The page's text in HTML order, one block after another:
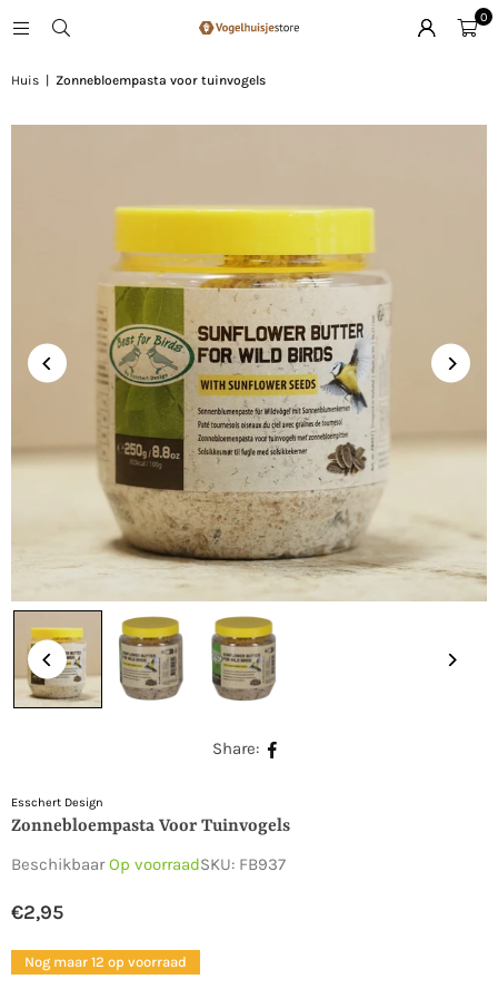
0
Huis Zonnebloempasta voor tuinvogels
Share:
Esschert Design
Zonnebloempasta Voor Tuinvogels
BeschikbaarOp voorraadSKU: FB937
Normale
prijs
€2,95
Nog maar 12 op voorraad